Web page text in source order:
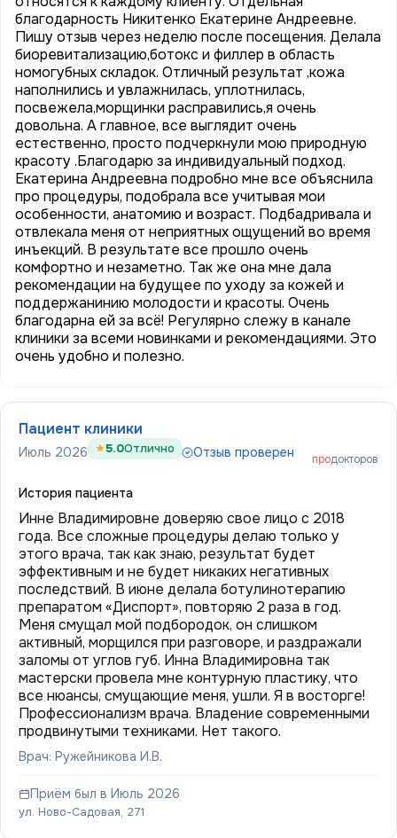
благодарность Никитенко Екатерине Андреевне.
Пишу отзыв через неделю после посещения. Делала
биоревитализацию,ботокс и филлер в область
номогубных складок. Отличный результат ,кожа
наполнились и увлажнилась, уплотнилась,
посвежела,морщинки расправились,я очень
довольна. А главное, все выглядит очень
естественно, просто подчеркнули мою природную
красоту .Благодарю за индивидуальный подход.
Екатерина Андреевна подробно мне все объяснила
про процедуры, подобрала все учитывая мои
особенности, анатомию и возраст. Подбадривала и
отвлекала меня от неприятных ощущений во время
инъекций. В результате все прошло очень
комфортно и незаметно. Так же она мне дала
рекомендации на будущее по уходу за кожей и
поддержанинию молодости и красоты. Очень
благодарна ей за всё! Регулярно слежу в канале
клиники за всеми новинками и рекомендациями. Это
очень удобно и полезно.
Пациент клиники
Июль 2026 5.0Отлично Отзыв проверен продокторов
История пациента
Инне Владимировне доверяю свое лицо с 2018
года. Все сложные процедуры делаю только у
этого врача, так как знаю, результат будет
эффективным и не будет никаких негативных
последствий. В июне делала ботулинотерапию
препаратом «Диспорт», повторяю 2 раза в год.
Меня смущал мой подбородок, он слишком
активный, морщился при разговоре, и раздражали
заломы от углов губ. Инна Владимировна так
мастерски провела мне контурную пластику, что
все нюансы, смущающие меня, ушли. Я в восторге!
Профессионализм врача. Владение современными
продвинутыми техниками. Нет такого.
Врач: Ружейникова И.В.
Приём был в Июль 2026
ул. Ново-Садовая, 271